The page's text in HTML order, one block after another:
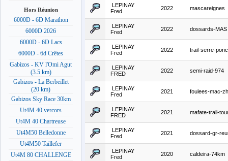
Hors Réunion
6000D - 6D Marathon
6000D 2026
6000D - 6D Lacs
6000D - 6d Crêtes
Gabizos - KV l'Omi Agut
(3.5 km)
Gabizos - La Berbeillet
(20 km)
Gabizos Sky Race 30km
Ut4M 40 vercors
Ut4M 40 Chartreuse
Ut4M50 Belledonne
Ut4M50 Taillefer
Ut4M 80 CHALLENGE
LEPINAY
Fred
2022 mascareignes
LEPINAY
Fred
2022 dossards-MAS
LEPINAY
Fred
2022 trail-serre-
LEPINAY
FRED
2022 semi-raid-974
LEPINAY
Fred
2021 foulees-mac-
LEPINAY
FRED
2021 mafate-trail-
LEPINAY
Fred
2021 dossard-gr-
LEPINAY
Fred
2020 caldeira-74km